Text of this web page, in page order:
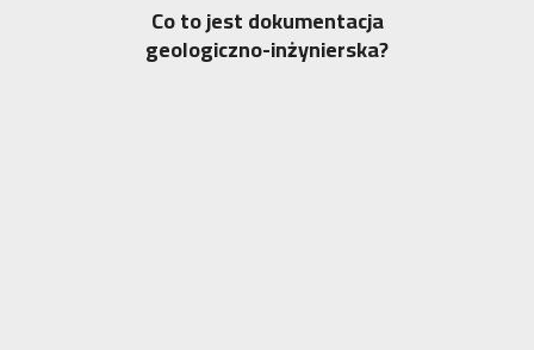
Co to jest dokumentacja
geologiczno-inżynierska?